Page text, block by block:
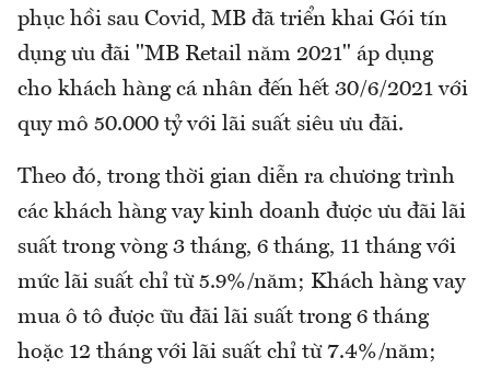
phục hồi sau Covid, MB đã triển khai Gói tín
dụng ưu đãi "MB Retail năm 2021" áp dụng
cho khách hàng cá nhân đến hết 30/6/2021 với
quy mô 50.000 tỷ với lãi suất siêu ưu đãi.
Theo đó, trong thời gian diễn ra chương trình
các khách hàng vay kinh doanh được ưu đãi lãi
suất trong vòng 3 tháng, 6 tháng, 11 tháng với
mức lãi suất chỉ từ 5.9%/năm; Khách hàng vay
mua ô tô được ữu đãi lãi suất trong 6 tháng
hoặc 12 tháng với lãi suất chỉ từ 7.4%/năm;